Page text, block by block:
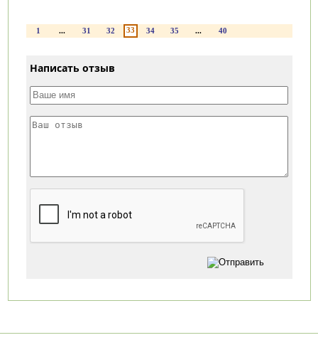
1 ... 31 32 33 34 35 ... 40
Написать отзыв